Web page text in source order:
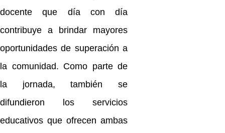
docente que día con día
contribuye a brindar mayores
oportunidades de superación a
la comunidad. Como parte de
la jornada, también se
difundieron los servicios
educativos que ofrecen ambas